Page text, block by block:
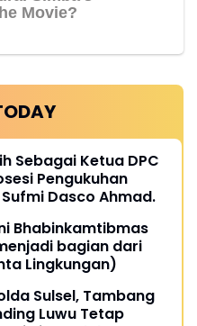
Sebagai Ketua DPC
Pengukuhan
Dasco Ahmad.
Bhabinkamtibmas
bagian dari
Lingkungan)
Sulsel, Tambang
Luwu Tetap